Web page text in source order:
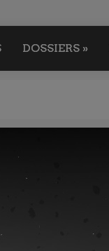
DOSSIERS »